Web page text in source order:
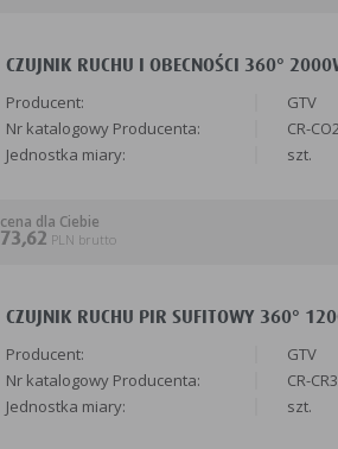
CZUJNIK RUCHU I OBECNOŚCI 360°
Producent:
GTV
Nr katalogowy Producenta:
CR-
Jednostka miary:
szt.
cena dla Ciebie
73,62 PLN brutto
CZUJNIK RUCHU PIR SUFITOWY 360°
Producent:
GTV
Nr katalogowy Producenta:
CR-
Jednostka miary:
szt.